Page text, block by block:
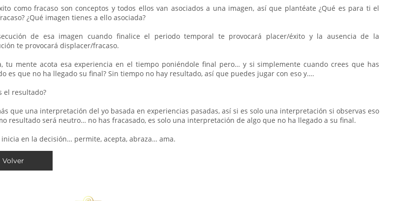
como fracaso son conceptos y todos ellos van asociados a una imagen, así que plantéate ¿Qué es para ti el
¿Qué imagen tienes a ello asociada?
de esa imagen cuando finalice el periodo temporal te provocará placer/éxito y la ausencia de la
te provocará displacer/fracaso.
tu mente acota esa experiencia en el tiempo poniéndole final pero… y si simplemente cuando crees que has
es que no ha llegado su final? Sin tiempo no hay resultado, así que puedes jugar con eso y….
el resultado?
que una interpretación del yo basada en experiencias pasadas, así si es solo una interpretación si observas eso
resultado será neutro… no has fracasado, es solo una interpretación de algo que no ha llegado a su final.
inicia en la decisión… permite, acepta, abraza… ama.
Volver